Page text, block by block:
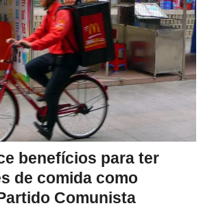
benefícios para ter
de comida como
Comunista